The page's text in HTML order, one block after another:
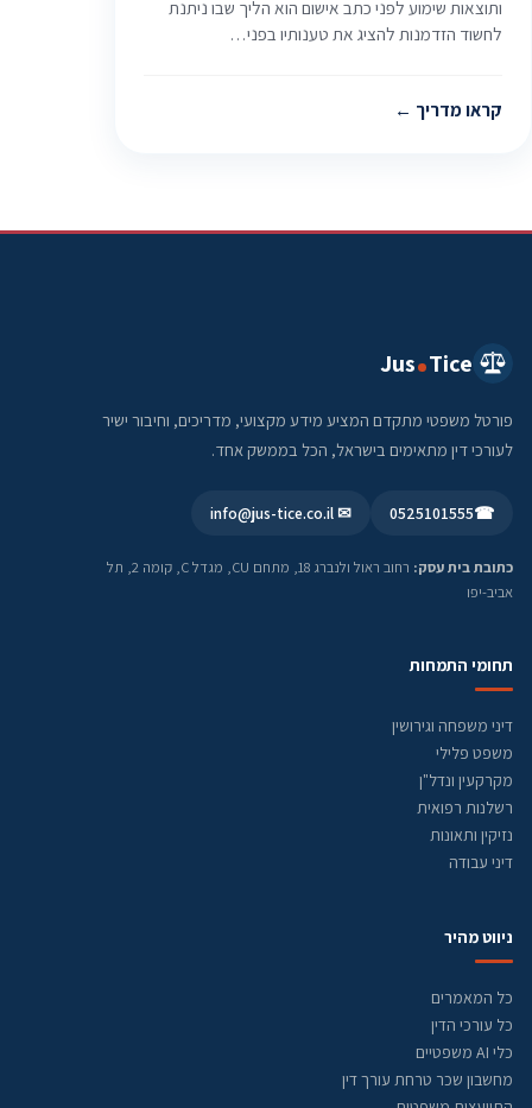
ותוצאות שימוע לפני כתב אישום הוא הליך שבו ניתנת
לחשוד הזדמנות להציג את טענותיו בפני…
קראו מדריך
Jus Tice
פורטל משפטי מתקדם המציע מידע מקצועי, מדריכים, וחיבור ישיר
לעורכי דין מתאימים בישראל, הכל בממשק אחד.
☎
0525101555
✉ info@jus-tice.co.il
כתובת בית עסק:
רחוב ראול ולנברג 18, מתחם CU, מגדל C, קומה 2, תל
אביב-יפו
תחומי התמחות
דיני משפחה וגירושין
משפט פלילי
מקרקעין ונדל"ן
רשלנות רפואית
נזיקין ותאונות
דיני עבודה
ניווט מהיר
כל המאמרים
כל עורכי הדין
כלי AI משפטיים
מחשבון שכר טרחת עורך דין